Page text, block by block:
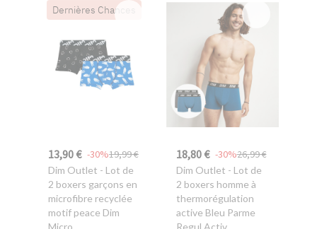
Dernières Chances
13,90 € 19,99 €
-30%
Dim Outlet - Lot de
2 boxers garçons en
microfibre recyclée
motif peace Dim
18,80 € 26,99 €
-30%
Dim Outlet - Lot de
2 boxers homme à
thermorégulation
active Bleu Parme